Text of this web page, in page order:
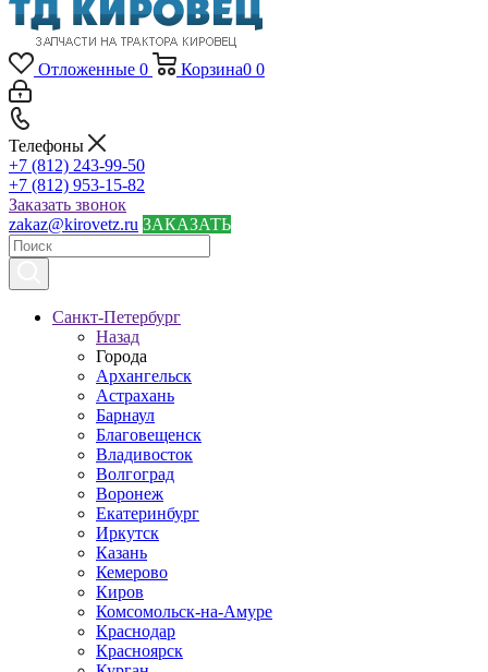
Отложенные 0 Корзина0 0
Телефоны
+7 (812) 243-99-50
+7 (812) 953-15-82
Заказать звонок
zakaz@kirovetz.ru ЗАКАЗАТЬ
Санкт-Петербург
Назад
Города
Архангельск
Астрахань
Барнаул
Благовещенск
Владивосток
Волгоград
Воронеж
Екатеринбург
Иркутск
Казань
Кемерово
Киров
Комсомольск-на-Амуре
Краснодар
Красноярск